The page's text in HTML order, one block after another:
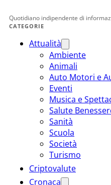
Quotidiano indipendente di
CATEGORIE
Attualità
Ambiente
Animali
Auto Motori e
Eventi
Musica e
Salute
Sanità
Scuola
Società
Turismo
Criptovalute
Cronaca